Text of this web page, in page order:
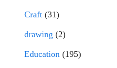
Craft (31)
drawing (2)
Education (195)